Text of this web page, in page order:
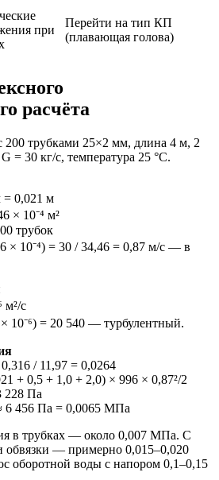
при
Перейти на тип КП
(плавающая голова)
расчёта
200 трубками 25×2 мм, длина 4 м, 2
= 30 кг/с, температура 25 °С.
= 0,021 м
× 10⁻⁴ м²
трубок
× 10⁻⁴) = 30 / 34,46 = 0,87 м/с — в
м²/с
10⁻⁶) = 20 540 — турбулентный.
/ 11,97 = 0,0264
+ 0,5 + 1,0 + 2,0) × 996 × 0,87²/2
228 Па
6 456 Па = 0,0065 МПа
в трубках — около 0,007 МПа. С
обвязки — примерно 0,015–0,020
оборотной воды с напором 0,1–0,15